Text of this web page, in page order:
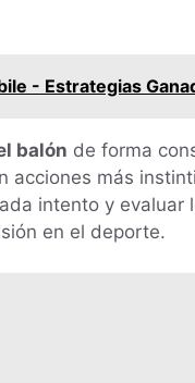
- Estrategias
balón de forma
más
intento y evaluar
en el deporte.